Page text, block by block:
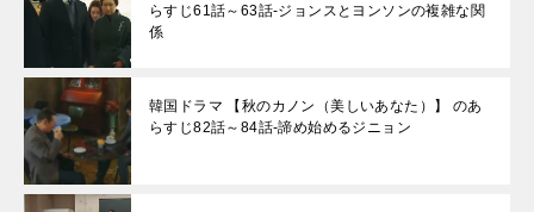
らすじ61話～63話-ジョンスとヨンソンの複雑な関
係
韓国ドラマ 【秋のカノン（美しいあなた）】 のあ
らすじ82話～84話-諦め始めるジニョン